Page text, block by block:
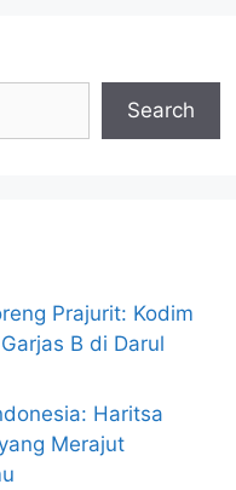
Search
Prajurit: Kodim
B di Darul
Haritsa
Merajut